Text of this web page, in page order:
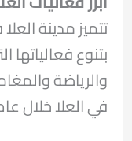
تتميز مدينة
بتنوع فعالياتها
والرياضة
في العلا خلال عام